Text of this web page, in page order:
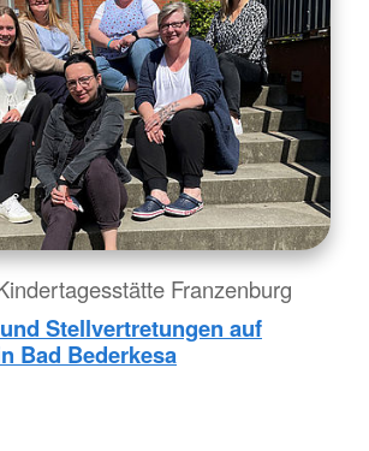
Franzenburg
Stellvertretungen auf
Bad Bederkesa